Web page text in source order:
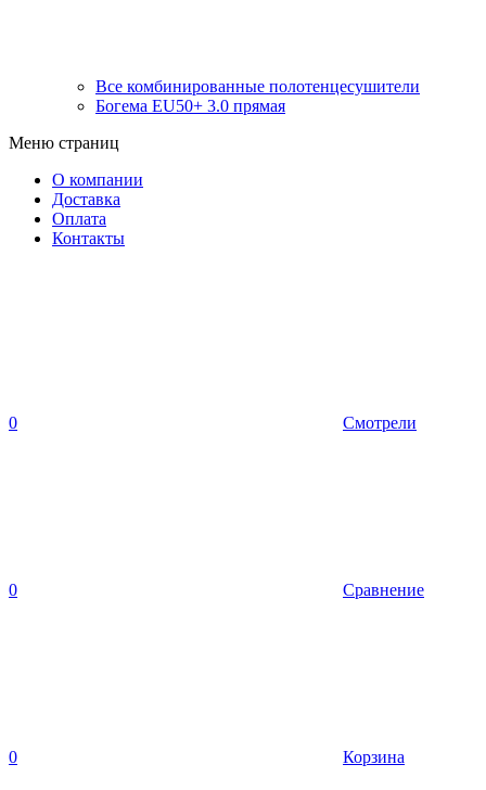
Все комбинированные полотенцесушители
Богема EU50+ 3.0 прямая
Меню страниц
О компании
Доставка
Оплата
Контакты
0 Смотрели
0 Сравнение
0 Корзина